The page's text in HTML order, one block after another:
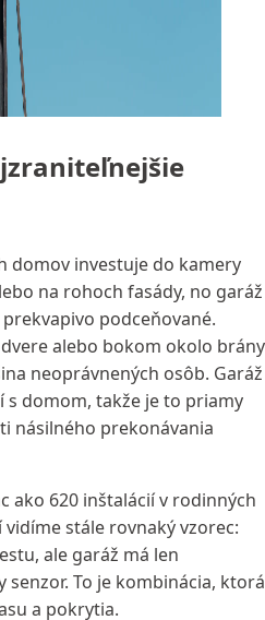
domov investuje do kamery
na rohoch fasády, no garáž
podceňované.
alebo bokom okolo brány
neoprávnených osôb. Garáž
s domom, takže je to priamy
násilného prekonávania
ako 620 inštalácií v rodinných
stále rovnaký vzorec:
ale garáž má len
senzor. To je kombinácia, ktorá
a pokrytia.